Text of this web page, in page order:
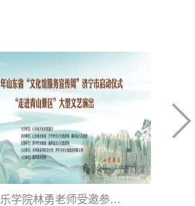
学院林勇老师受邀参…